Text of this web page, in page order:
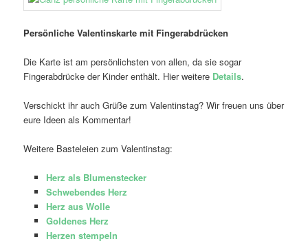
Persönliche Valentinskarte mit Fingerabdrücken
Die Karte ist am persönlichsten von allen, da sie sogar
Fingerabdrücke der Kinder enthält. Hier weitere Details.
Verschickt ihr auch Grüße zum Valentinstag? Wir freuen uns über
eure Ideen als Kommentar!
Weitere Basteleien zum Valentinstag:
Herz als Blumenstecker
Schwebendes Herz
Herz aus Wolle
Goldenes Herz
Herzen stempeln